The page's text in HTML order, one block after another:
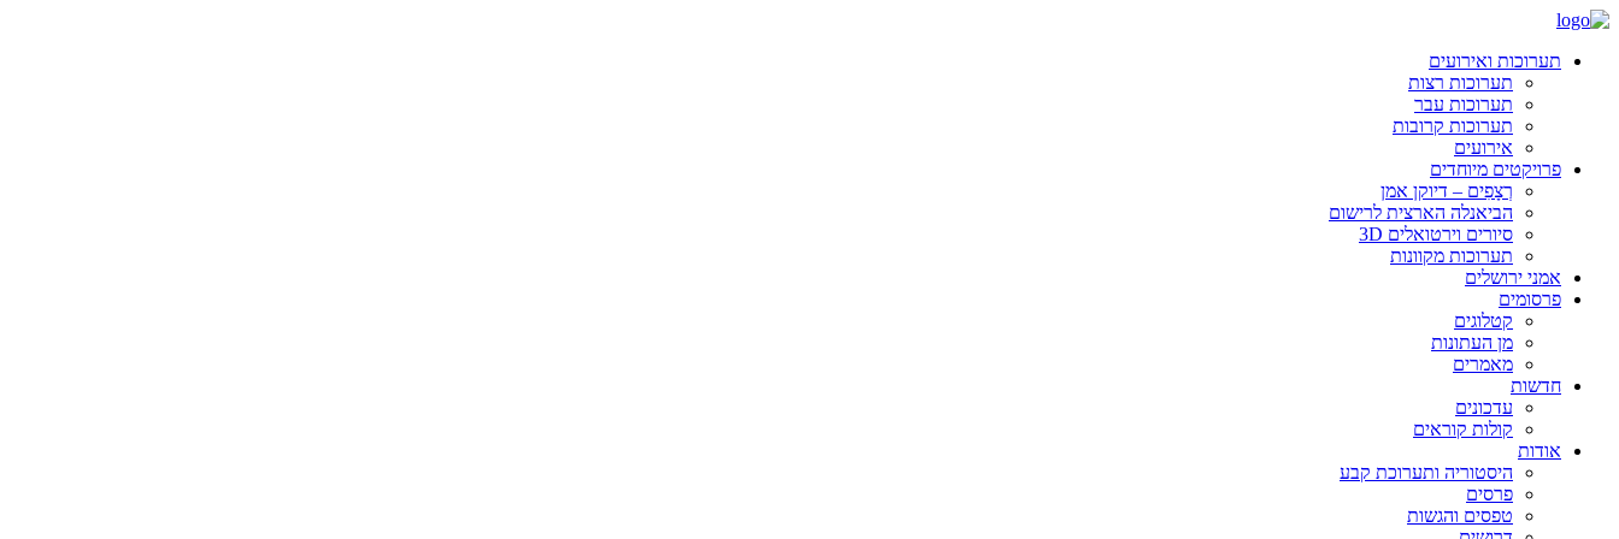
תערוכות ואירועים
תערוכות רצות
תערוכות עבר
תערוכות קרובות
אירועים
פרויקטים מיוחדים
רְצָפִים – דיוקן אמן
הביאנלה הארצית לרישום
סיורים וירטואלים 3D
תערוכות מקוונות
אמני ירושלים
פרסומים
קטלוגים
מן העתונות
מאמרים
חדשות
עדכונים
קולות קוראים
אודות
היסטוריה ותערוכת קבע
פרסים
טפסים והגשות